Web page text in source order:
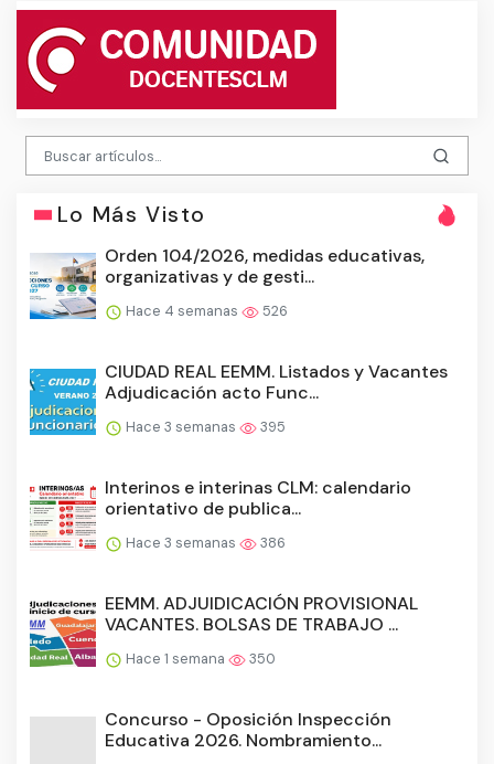
Lo Más Visto
Orden 104/2026, medidas educativas,
organizativas y de gesti...
Hace 4 semanas 526
CIUDAD REAL EEMM. Listados y Vacantes
Adjudicación acto Func...
Hace 3 semanas 395
Interinos e interinas CLM: calendario
orientativo de publica...
Hace 3 semanas 386
EEMM. ADJUIDICACIÓN PROVISIONAL
VACANTES. BOLSAS DE TRABAJO ...
Hace 1 semana 350
Concurso - Oposición Inspección
Educativa 2026. Nombramiento...